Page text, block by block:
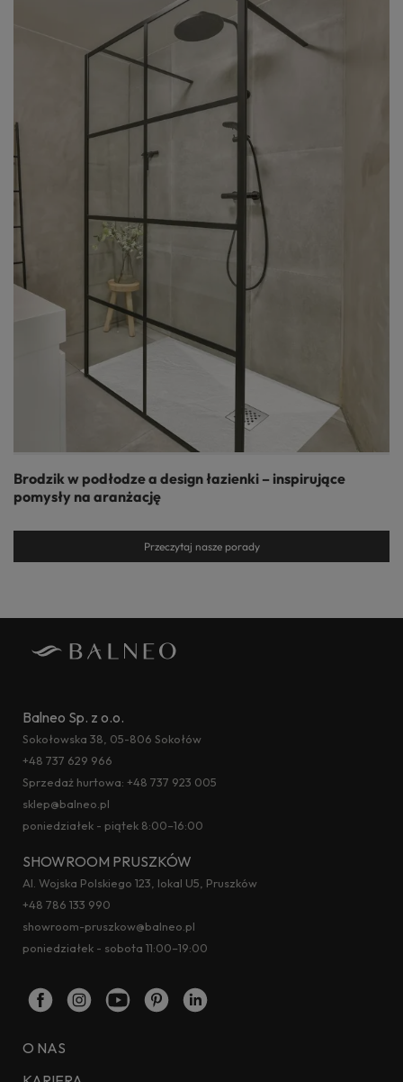
Brodzik w podłodze a design łazienki – inspirujące
pomysły na aranżację
Przeczytaj nasze porady
Balneo Sp. z o.o.
Sokołowska 38, 05-806 Sokołów
+48 737 629 966
Sprzedaż hurtowa: +48 737 923 005
sklep@balneo.pl
poniedziałek - piątek 8:00–16:00
SHOWROOM PRUSZKÓW
Al. Wojska Polskiego 123, lokal U5, Pruszków
+48 786 133 990
showroom-pruszkow@balneo.pl
poniedziałek - sobota 11:00–19:00
O NAS